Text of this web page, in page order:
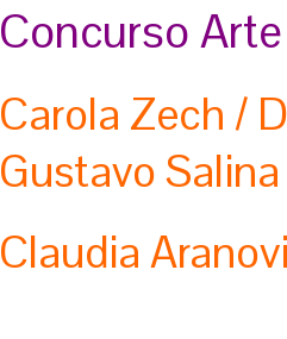
Concurso
Carola Zech /
Gustavo Salina
Claudia